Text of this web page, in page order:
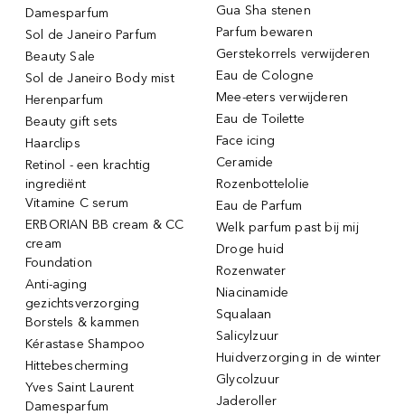
Damesparfum
Sol de Janeiro Parfum
Beauty Sale
Sol de Janeiro Body mist
Herenparfum
Beauty gift sets
Haarclips
Retinol - een krachtig
ingrediënt
Vitamine C serum
ERBORIAN BB cream & CC
cream
Foundation
Anti-aging
gezichtsverzorging
Borstels & kammen
Kérastase Shampoo
Hittebescherming
Yves Saint Laurent
Damesparfum
Gua Sha stenen
Parfum bewaren
Gerstekorrels verwijderen
Eau de Cologne
Mee-eters verwijderen
Eau de Toilette
Face icing
Ceramide
Rozenbottelolie
Eau de Parfum
Welk parfum past bij mij
Droge huid
Rozenwater
Niacinamide
Squalaan
Salicylzuur
Huidverzorging in de winter
Glycolzuur
Jaderoller